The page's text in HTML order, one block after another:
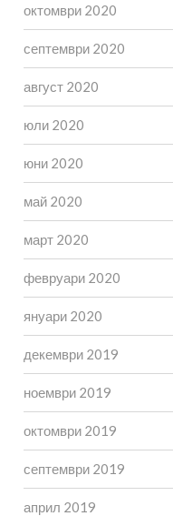
октомври 2020
септември 2020
август 2020
юли 2020
юни 2020
май 2020
март 2020
февруари 2020
януари 2020
декември 2019
ноември 2019
октомври 2019
септември 2019
април 2019